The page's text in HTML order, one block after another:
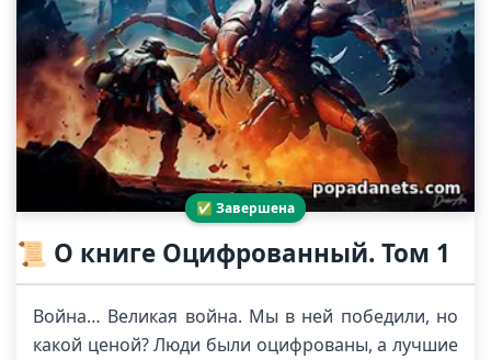
✅ Завершена
📜 О книге Оцифрованный. Том 1
Война… Великая война. Мы в ней победили, но
какой ценой? Люди были оцифрованы, а лучшие